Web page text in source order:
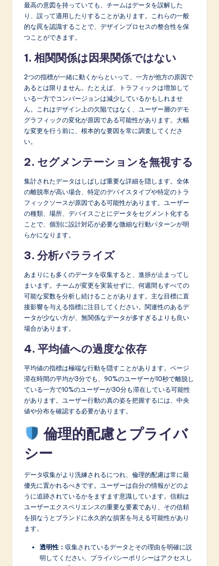
最高の意図を持っていても、チームはデータを誤解した
り、誤って適用したりすることがあります。これらの一般
的な罠を認識することで、デザインプロセスの整合性を保
つことができます。
1. 相関関係は因果関係ではない
2つの指標が一緒に動くからといって、一方が他方の原因で
あるとは限りません。たとえば、トラフィックは増加して
いる一方でコンバージョンは減少しているかもしれませ
ん。これはデザイン上の欠陥ではなく、ユーザー層のデモ
グラフィックの変化が原因である可能性があります。大幅
な変更を行う前に、根本的な要因を常に調査してくださ
い。
2. セグメンテーションを無視する
集計されたデータはしばしば重要な詳細を隠します。全体
の離脱率が高い場合、特定のデバイスタイプや特定のトラ
フィックソースが原因である可能性があります。ユーザー
の種類、場所、デバイスごとにデータをセグメント化する
ことで、個別に設計対応が必要な微細な行動パターンが明
らかになります。
3. 分析パラライズ
あまりにも多くのデータを収集すると、進捗が止まってし
まいます。チームが変更を実装せずに、何週間もすべての
可能な変数を分析し続けることがあります。主な目標に直
接影響を与える指標に注目してください。関連性のあるデ
ータが少ない方が、無関係なデータが多すぎるよりも良い
場合があります。
4. 平均値への過度な依存
平均値の指標は極端な行動を隠すことがあります。ページ
滞在時間の平均が3分でも、90%のユーザーが10秒で離脱し
ている一方で10%のユーザーが30分も滞在している可能性
があります。ユーザー行動の真の姿を把握するには、中央
値や分布を確認する必要があります。
倫理的配慮とプライバ
シー
データ収集がより洗練されるにつれ、倫理的配慮は常に最
優先に置かれるべきです。ユーザーは自分の情報がどのよ
うに追跡されているかをますます意識しています。信頼は
ユーザーエクスペリエンスの重要な要素であり、その信頼
を損なうとブランドに永久的な損害を与える可能性があり
ます。
透明性： 収集されているデータとその理由を明確に説
明してください。プライバシーポリシーはアクセスし